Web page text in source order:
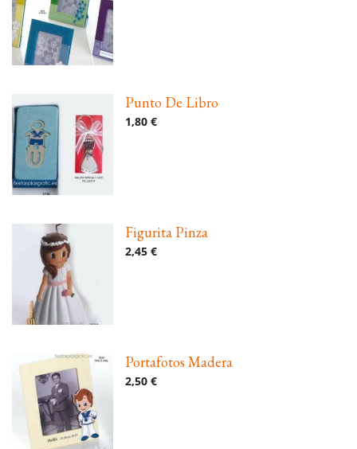
Punto De Libro
1,80 €
Figurita Pinza
2,45 €
Portafotos Madera
2,50 €